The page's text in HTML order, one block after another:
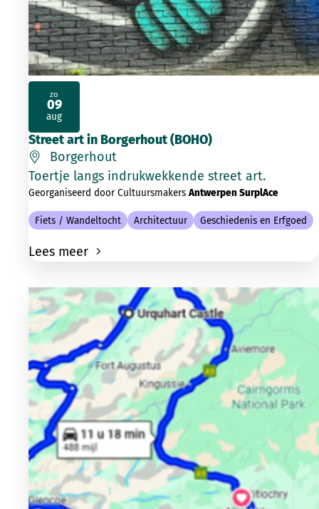
Street art in Borgerhout (BOHO)
Borgerhout
Toertje langs indrukwekkende street art.
Georganiseerd door CultuursmakersAntwerpen SurplAce
Fiets / Wandeltocht Architectuur Geschiedenis en Erfgoed
Lees meer
zo
09
aug
2026